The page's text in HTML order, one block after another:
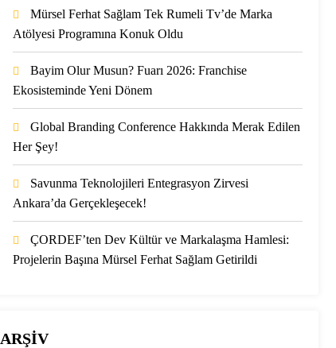
Mürsel Ferhat Sağlam Tek Rumeli Tv’de Marka
Atölyesi Programına Konuk Oldu
Bayim Olur Musun? Fuarı 2026: Franchise
Ekosisteminde Yeni Dönem
Global Branding Conference Hakkında Merak Edilen
Her Şey!
Savunma Teknolojileri Entegrasyon Zirvesi
Ankara’da Gerçekleşecek!
ÇORDEF’ten Dev Kültür ve Markalaşma Hamlesi:
Projelerin Başına Mürsel Ferhat Sağlam Getirildi
ARŞİV